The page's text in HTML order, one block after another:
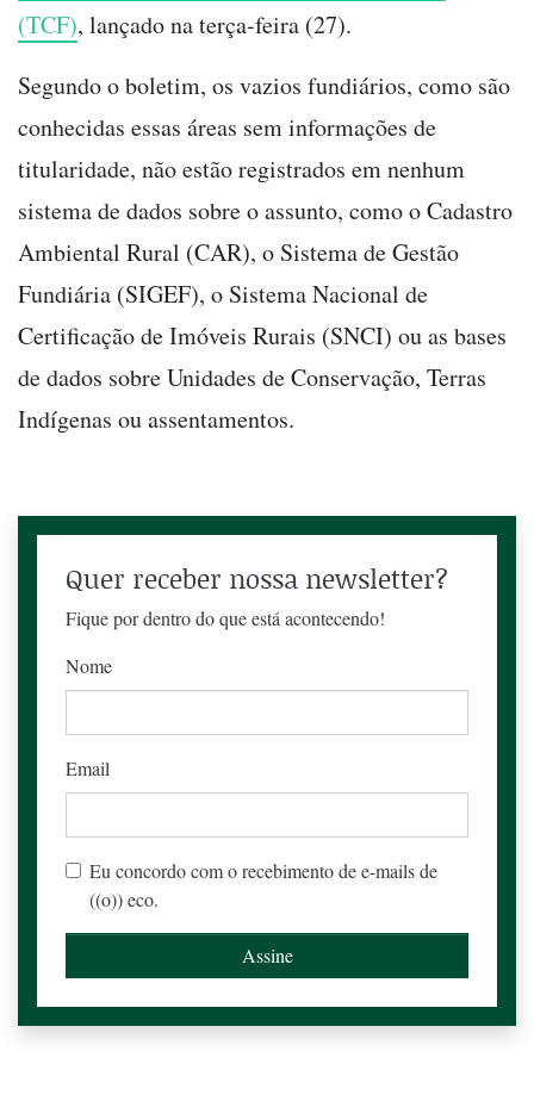
(TCF), lançado na terça-feira (27).
Segundo o boletim, os vazios fundiários, como são
conhecidas essas áreas sem informações de
titularidade, não estão registrados em nenhum
sistema de dados sobre o assunto, como o Cadastro
Ambiental Rural (CAR), o Sistema de Gestão
Fundiária (SIGEF), o Sistema Nacional de
Certificação de Imóveis Rurais (SNCI) ou as bases
de dados sobre Unidades de Conservação, Terras
Indígenas ou assentamentos.
Quer receber nossa newsletter?
Fique por dentro do que está acontecendo!
Nome
Email
Eu concordo com o recebimento de e-mails de
((o)) eco.